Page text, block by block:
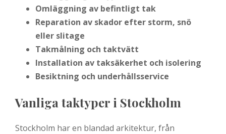
Omläggning av befintligt tak
Reparation av skador efter storm, snö
eller slitage
Takmålning och taktvätt
Installation av taksäkerhet och isolering
Besiktning och underhållsservice
Vanliga taktyper i Stockholm
Stockholm har en blandad arkitektur, från